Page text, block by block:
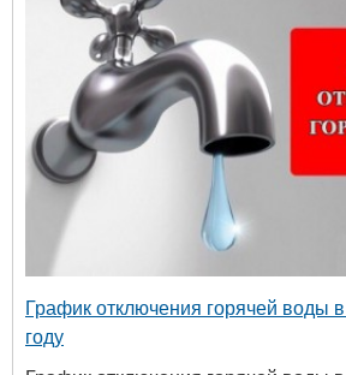
График отключения горячей воды
году